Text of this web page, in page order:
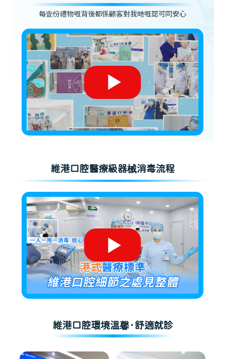
每壹份禮物嘅背後都係顧客對我哋嘅認可同安心
維港口腔醫療級器械消毒流程
維港口腔環境溫馨·舒適就診